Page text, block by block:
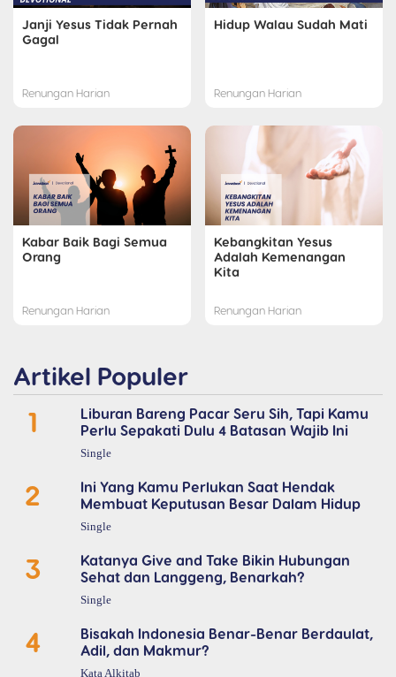
Janji Yesus Tidak Pernah
Gagal
Renungan Harian
Hidup Walau Sudah Mati
Renungan Harian
Kabar Baik Bagi Semua
Orang
Renungan Harian
Kebangkitan Yesus
Adalah Kemenangan
Kita
Renungan Harian
Artikel Populer
1
Liburan Bareng Pacar Seru Sih, Tapi Kamu
Perlu Sepakati Dulu 4 Batasan Wajib Ini
Single
2
Ini Yang Kamu Perlukan Saat Hendak
Membuat Keputusan Besar Dalam Hidup
Single
3
Katanya Give and Take Bikin Hubungan
Sehat dan Langgeng, Benarkah?
Single
4
Bisakah Indonesia Benar-Benar Berdaulat,
Adil, dan Makmur?
Kata Alkitab